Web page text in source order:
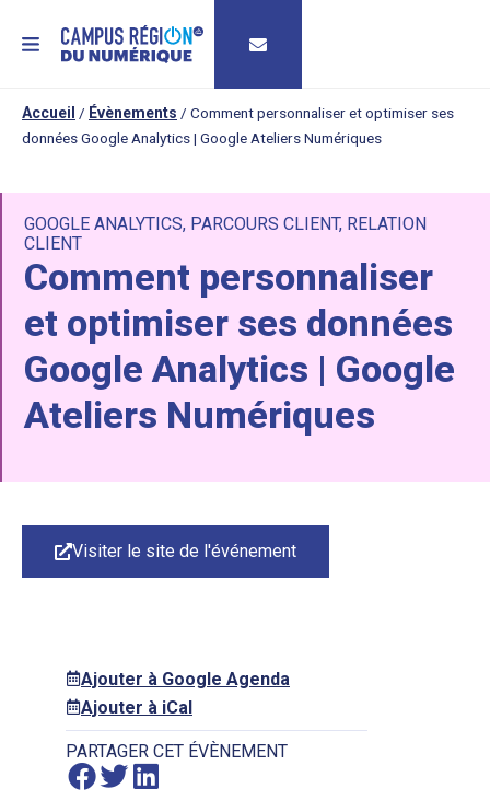
MENU
Accueil / Évènements / Comment personnaliser et optimiser ses
données Google Analytics | Google Ateliers Numériques
GOOGLE ANALYTICS, PARCOURS CLIENT, RELATION
CLIENT
Comment personnaliser
et optimiser ses données
Google Analytics | Google
Ateliers Numériques
Visiter le site de l'événement
Ajouter à Google Agenda
Ajouter à iCal
PARTAGER CET ÉVÈNEMENT